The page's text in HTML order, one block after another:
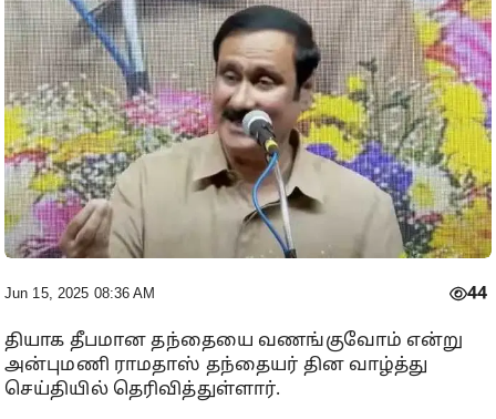
Jun 15, 2025 08:36 AM 44
தியாக தீபமான தந்தையை வணங்குவோம் என்று
அன்புமணி ராமதாஸ் தந்தையர் தின வாழ்த்து
செய்தியில் தெரிவித்துள்ளார்.